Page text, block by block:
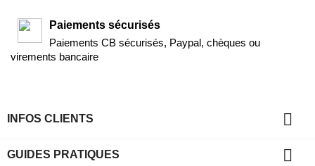
Paiements sécurisés
Paiements CB sécurisés, Paypal, chèques ou
virements bancaire
INFOS CLIENTS 
GUIDES PRATIQUES 